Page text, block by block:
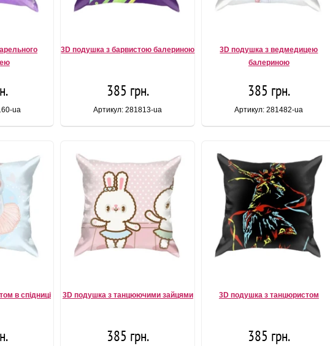
ua
3D подушка з барвистою балериною
385 грн.
Артикул: 281813-ua
3D подушка з ведмедицею
балериною
385 грн.
Артикул: 281482-ua
в спідниці 3D подушка з танцюючими зайцями
385 грн.
3D подушка з танцюристом
385 грн.